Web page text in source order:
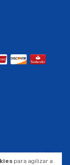
para agilizar a
- 2026. Todos